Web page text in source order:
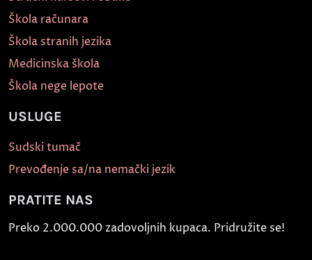
Škola računara
Škola stranih jezika
Medicinska škola
Škola nege lepote
USLUGE
Sudski tumač
Prevođenje sa/na nemački jezik
PRATITE NAS
Preko 2.000.000 zadovoljnih kupaca. Pridružite se!